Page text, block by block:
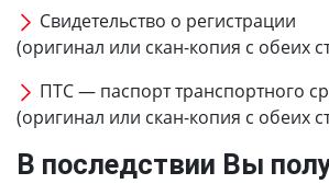
Свидетельство о регистрации
(оригинал или скан-копия с обеих
ПТС — паспорт транспортного
(оригинал или скан-копия с обеих
В последствии Вы